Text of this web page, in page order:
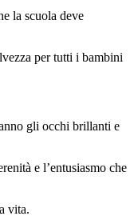
la scuola deve
per tutti i bambini
gli occhi brillanti e
e l’entusiasmo che
vita.